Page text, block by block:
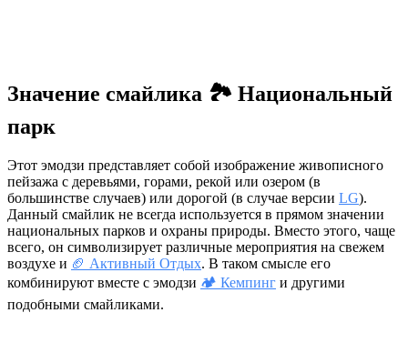
Значение смайлика 🏞️ Национальный
парк
Этот эмодзи представляет собой изображение живописного
пейзажа с деревьями, горами, рекой или озером (в
большинстве случаев) или дорогой (в случае версии LG).
Данный смайлик не всегда используется в прямом значении
национальных парков и охраны природы. Вместо этого, чаще
всего, он символизирует различные мероприятия на свежем
воздухе и 🏈 Активный Отдых. В таком смысле его
комбинируют вместе с эмодзи 🏕️ Кемпинг и другими
подобными смайликами.